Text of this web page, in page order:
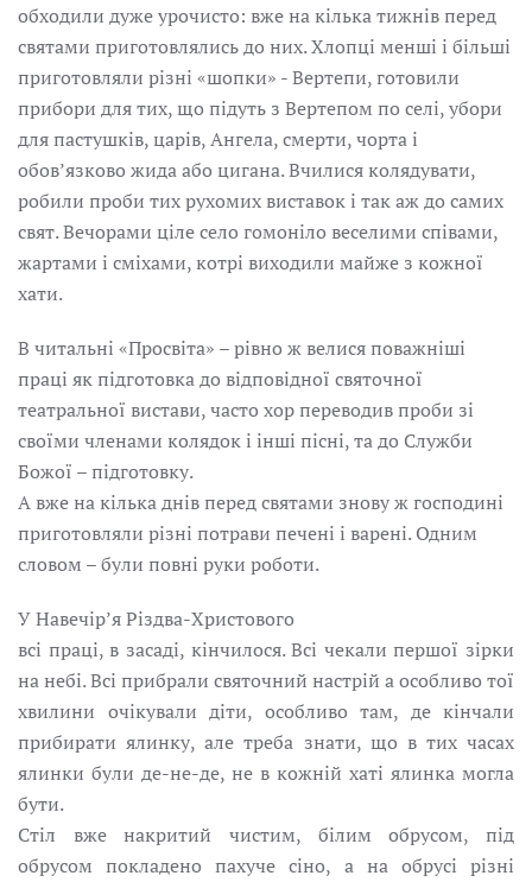
обходили дуже урочисто: вже на кілька тижнів перед
святами приготовлялись до них. Хлопці менші і більші
приготовляли різні «шопки» - Вертепи, готовили
прибори для тих, що підуть з Вертепом по селі, убори
для пастушків, царів, Ангела, смерти, чорта і
обов’язково жида або цигана. Вчилися колядувати,
робили проби тих рухомих виставок і так аж до самих
свят. Вечорами ціле село гомоніло веселими співами,
жартами і сміхами, котрі виходили майже з кожної
хати.
В читальні «Просвіта» – рівно ж велися поважніші
праці як підготовка до відповідної святочної
театральної вистави, часто хор переводив проби зі
своїми членами колядок і інші пісні, та до Служби
Божої – підготовку.
А вже на кілька днів перед святами знову ж господині
приготовляли різні потрави печені і варені. Одним
словом – були повні руки роботи.
У Навечір’я Різдва-Христового
всі праці, в засаді, кінчилося. Всі чекали першої зірки
на небі. Всі прибрали святочний настрій а особливо тої
хвилини очікували діти, особливо там, де кінчали
прибирати ялинку, але треба знати, що в тих часах
ялинки були де-не-де, не в кожній хаті ялинка могла
бути.
Стіл вже накритий чистим, білим обрусом, під
обрусом покладено пахуче сіно, а на обрусі різні